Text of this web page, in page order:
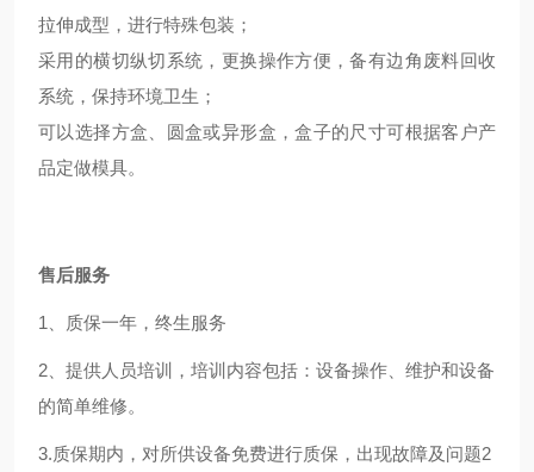
拉伸成型，进行特殊包装；
采用的横切纵切系统，更换操作方便，备有边角废料回收
系统，保持环境卫生；
可以选择方盒、圆盒或异形盒，盒子的尺寸可根据客户产
品定做模具。
售后服务
1 、质保一年，终生服务
2、提供人员培训，培训内容包括：设备操作、维护和设备
的简单维修。
3.质保期内，对所供设备免费进行质保，出现故障及问题2